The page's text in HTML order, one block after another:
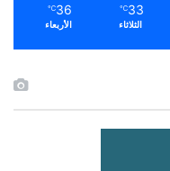
33
℃
الثلاثاء
36
℃
الأربعاء